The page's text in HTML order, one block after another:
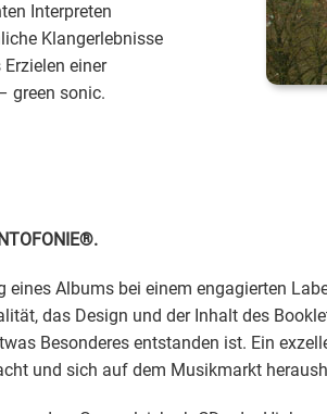
Interpreten
Klangerlebnisse
einer
green sonic.
Albums bei einem engagierten
das Design und der Inhalt des
Besonderes entstanden ist. Ein
und sich auf dem Musikmarkt